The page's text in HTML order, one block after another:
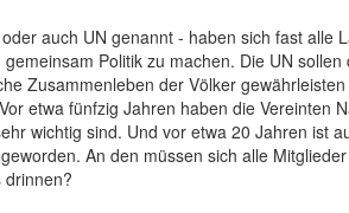
auch UN genannt - haben sich fast alle
Politik zu machen. Die UN sollen
Zusammenleben der Völker
etwa fünfzig Jahren haben die Vereinten
wichtig sind. Und vor etwa 20 Jahren ist
An den müssen sich alle
drinnen?